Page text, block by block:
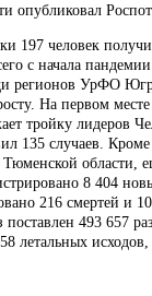
опубликовал
197 человек
с начала
регионов УрФО
На первом месте
тройку лидеров
135 случаев.
области,
8 404
216 смертей и
493 657
летальных